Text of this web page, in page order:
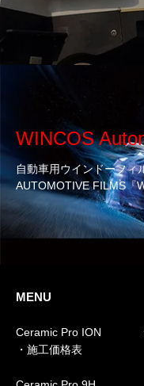
WINCOS
自動車用ウインドーフィ
AUTOMOTIVE FILMS『
MENU
Ceramic Pro ION
・施工価格表